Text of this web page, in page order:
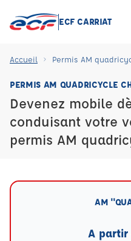
ECF CARRIAT
Accueil Permis AM
PERMIS AM QUADRICYCLE
Devenez mobile
conduisant votre
permis AM
AM
A partir